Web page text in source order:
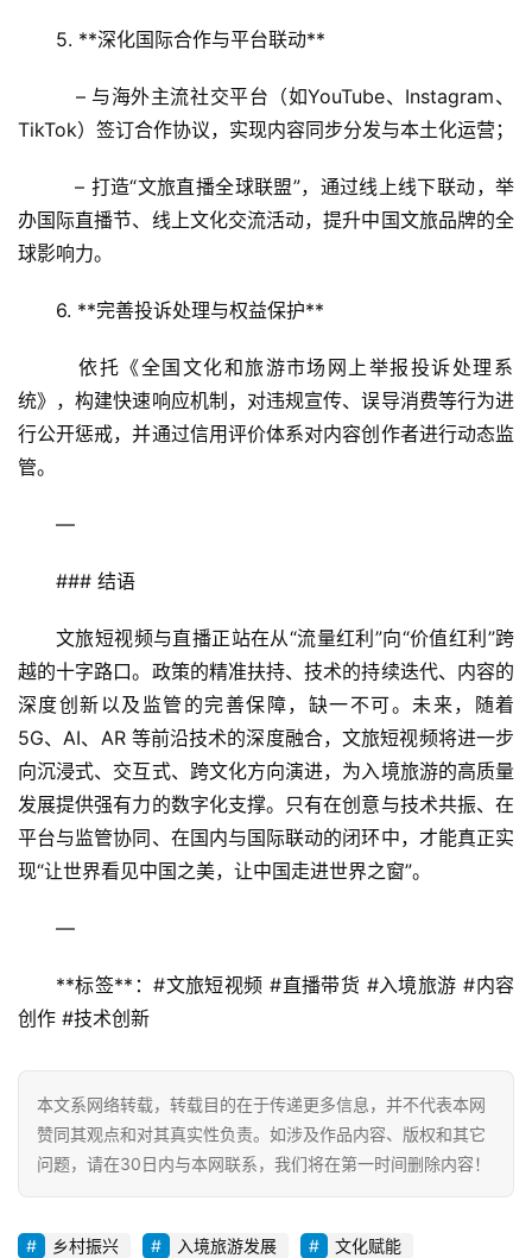
5. **深化国际合作与平台联动**
   – 打造“文旅直播全球联盟”，通过线上线下联动，举
办国际直播节、线上文化交流活动，提升中国文旅品牌的全
球影响力。
6. **完善投诉处理与权益保护**
   依托《全国文化和旅游市场网上举报投诉处理系
统》，构建快速响应机制，对违规宣传、误导消费等行为进
行公开惩戒，并通过信用评价体系对内容创作者进行动态监
管。
—
### 结语
文旅短视频与直播正站在从“流量红利”向“价值红利”跨
越的十字路口。政策的精准扶持、技术的持续迭代、内容的
深度创新以及监管的完善保障，缺一不可。未来，随着
5G、AI、AR 等前沿技术的深度融合，文旅短视频将进一步
向沉浸式、交互式、跨文化方向演进，为入境旅游的高质量
发展提供强有力的数字化支撑。只有在创意与技术共振、在
平台与监管协同、在国内与国际联动的闭环中，才能真正实
现“让世界看见中国之美，让中国走进世界之窗”。
—
**标签**：#文旅短视频 #直播带货 #入境旅游 #内容
创作 #技术创新
本文系网络转载，转载目的在于传递更多信息，并不代表本网
赞同其观点和对其真实性负责。如涉及作品内容、版权和其它
问题，请在30日内与本网联系，我们将在第一时间删除内容！
乡村振兴 入境旅游发展
文化赋能